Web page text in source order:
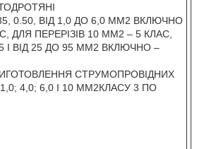
0.50, ВІД 1,0 ДО 6,0 ММ2 ВКЛЮЧНО
ДЛЯ ПЕРЕРІЗІВ 10 ММ2 – 5 КЛАС,
І ВІД 25 ДО 95 ММ2 ВКЛЮЧНО –
СТРУМОПРОВІДНИХ
4,0; 6,0 І 10 ММ2КЛАСУ 3 ПО